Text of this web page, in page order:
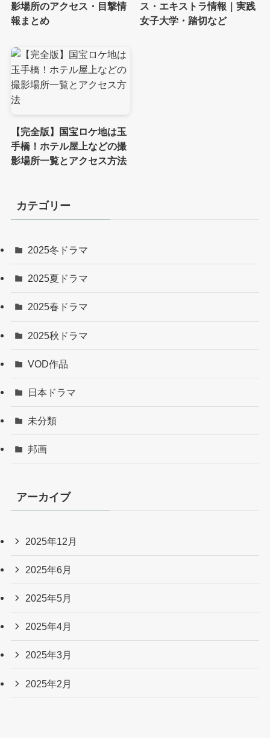
影場所のアクセス・目撃情
報まとめ
ス・エキストラ情報｜実践
女子大学・踏切など
【完全版】国宝ロケ地は玉
手橋！ホテル屋上などの撮
影場所一覧とアクセス方法
カテゴリー
2025冬ドラマ
2025夏ドラマ
2025春ドラマ
2025秋ドラマ
VOD作品
日本ドラマ
未分類
邦画
アーカイブ
2025年12月
2025年6月
2025年5月
2025年4月
2025年3月
2025年2月